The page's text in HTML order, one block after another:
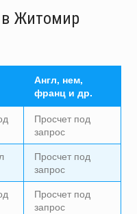
в Житомир
Англ, нем,
франц и др.
Просчет под
запрос
Просчет под
запрос
Просчет под
запрос